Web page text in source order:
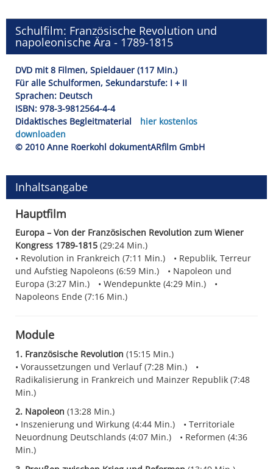
Schulfilm: Französische Revolution und
napoleonische Ära - 1789-1815
DVD mit 8 Filmen, Spieldauer (117 Min.)
Für alle Schulformen, Sekundarstufe: I + II
Sprachen: Deutsch
ISBN: 978-3-9812564-4-4
Didaktisches Begleitmaterial
hier kostenlos
downloaden
© 2010 Anne Roerkohl dokumentARfilm GmbH
Inhaltsangabe
Hauptfilm
Europa – Von der Französischen Revolution zum Wiener
Kongress 1789-1815 (29:24 Min.)
Revolution in Frankreich (7:11 Min.)
Republik, Terreur
und Aufstieg Napoleons (6:59 Min.)
Napoleon und
Europa (3:27 Min.)
Wendepunkte (4:29 Min.)
Napoleons Ende (7:16 Min.)
Module
1. Französische Revolution (15:15 Min.)
Voraussetzungen und Verlauf (7:28 Min.)
Radikalisierung in Frankreich und Mainzer Republik (7:48
Min.)
2. Napoleon (13:28 Min.)
Inszenierung und Wirkung (4:44 Min.)
Territoriale
Neuordnung Deutschlands (4:07 Min.)
Reformen (4:36
Min.)